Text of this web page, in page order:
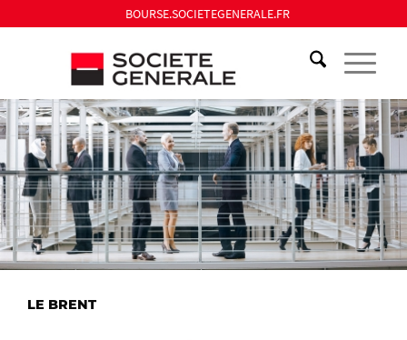
BOURSE.SOCIETEGENERALE.FR
LE BRENT